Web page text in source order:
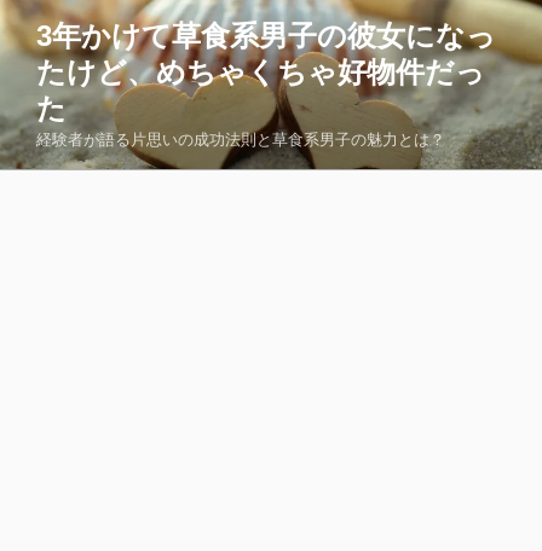
コ
ン
ツ
へ
3年かけて草食系男子の彼女になっ
たけど、めちゃくちゃ好物件だっ
た
経験者が語る片思いの成功法則と草食系男子の魅力とは？